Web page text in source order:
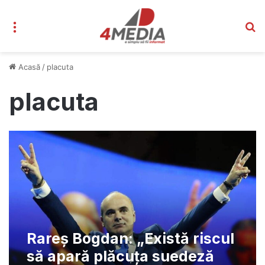
Acasă / placuta
placuta
Rareș Bogdan: „Există riscul
să apară plăcuța suedeză